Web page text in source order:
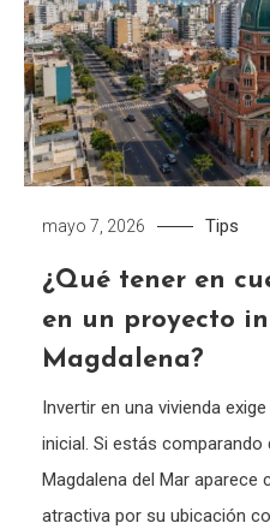
mayo 7, 2026 Tips
¿Qué tener en
en un proyecto
Magdalena?
Invertir en una vivienda
inicial. Si estás
Magdalena del Mar aparece
atractiva por su ubicación